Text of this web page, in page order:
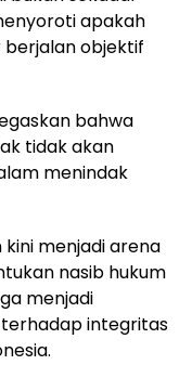
apakah
objektif
bahwa
tidak akan
menindak
menjadi arena
nasib hukum
menjadi
integritas